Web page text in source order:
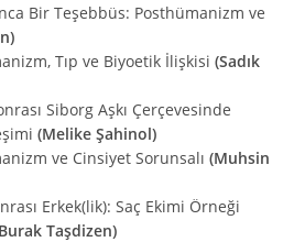
Bir Teşebbüs: Posthümanizm ve
Tıp ve Biyoetik İlişkisi(Sadık
Siborg Aşkı Çerçevesinde
(Melike Şahinol)
ve Cinsiyet Sorunsalı(Muhsin
Erkek(lik): Saç Ekimi Örneği
Burak Taşdizen)